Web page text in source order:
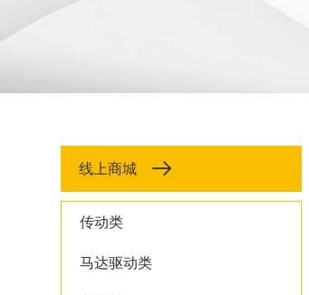
线上商城
传动类
马达驱动类